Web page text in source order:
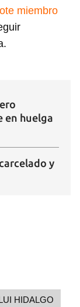
miembro
en huelga
y
HIDALGO